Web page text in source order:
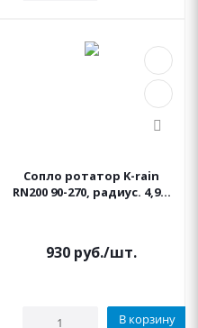
Сопло ротатор K-rain
RN200 90-270, радиус. 4,9м
930 руб./шт.
В корзину